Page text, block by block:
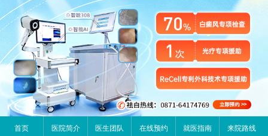
首页 医院简介 医生团队 在线预约 就医指南 来院路线